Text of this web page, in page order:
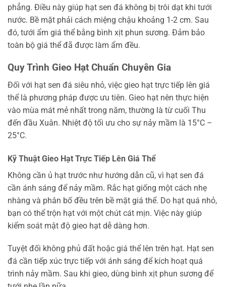
phẳng. Điều này giúp hạt sen đá không bị trôi dạt khi tưới
nước. Bề mặt phải cách miệng chậu khoảng 1-2 cm. Sau
đó, tưới ẩm giá thể bằng bình xịt phun sương. Đảm bảo
toàn bộ giá thể đã được làm ẩm đều.
Quy Trình Gieo Hạt Chuẩn Chuyên Gia
Đối với hạt sen đá siêu nhỏ, việc gieo hạt trực tiếp lên giá
thể là phương pháp được ưu tiên. Gieo hạt nên thực hiện
vào mùa mát mẻ nhất trong năm, thường là từ cuối Thu
đến đầu Xuân. Nhiệt độ tối ưu cho sự nảy mầm là 15°C –
25°C.
Kỹ Thuật Gieo Hạt Trực Tiếp Lên Giá Thể
Không cần ủ hạt trước như hướng dẫn cũ, vì hạt sen đá
cần ánh sáng để nảy mầm. Rắc hạt giống một cách nhẹ
nhàng và phân bố đều trên bề mặt giá thể. Do hạt quá nhỏ,
bạn có thể trộn hạt với một chút cát mịn. Việc này giúp
kiểm soát mật độ gieo hạt dễ dàng hơn.
Tuyệt đối không phủ đất hoặc giá thể lên trên hạt. Hạt sen
đá cần tiếp xúc trực tiếp với ánh sáng để kích hoạt quá
trình nảy mầm. Sau khi gieo, dùng bình xịt phun sương để